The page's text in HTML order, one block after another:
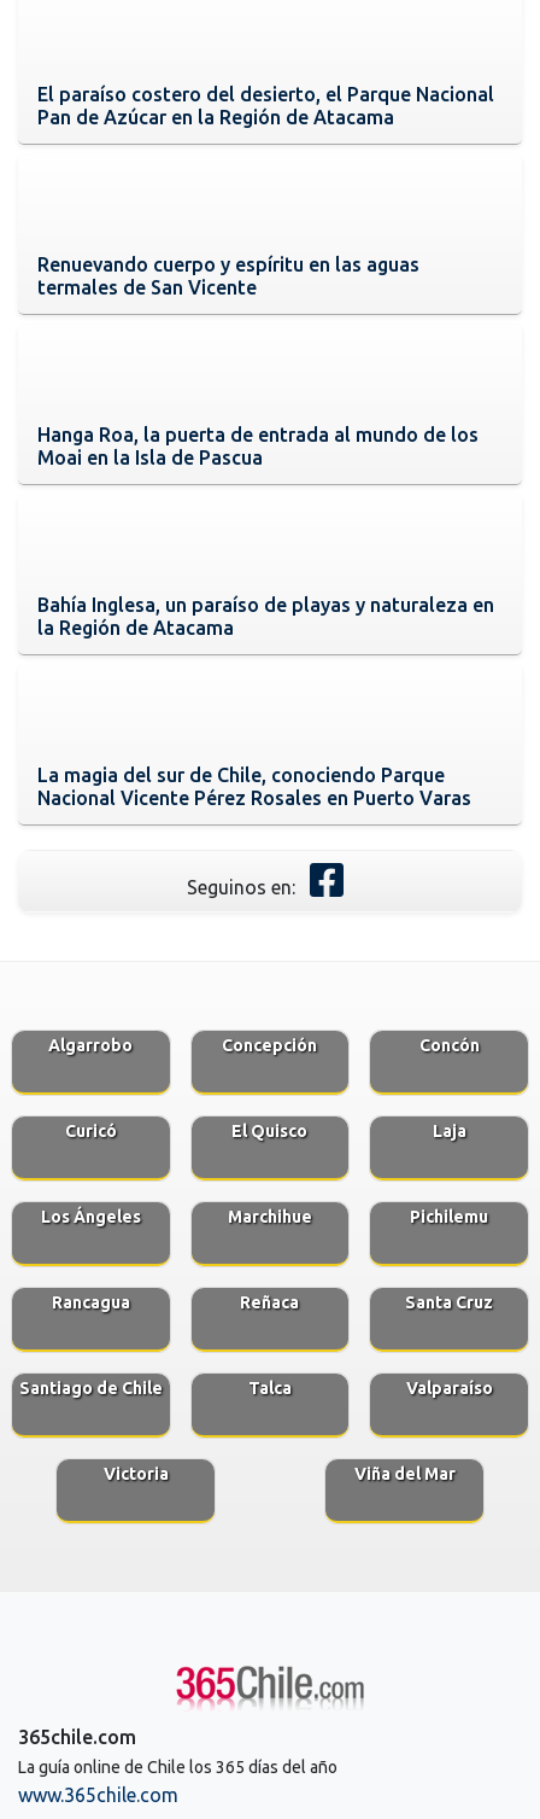
El paraíso costero del desierto, el Parque Nacional
Pan de Azúcar en la Región de Atacama
Renuevando cuerpo y espíritu en las aguas
termales de San Vicente
Hanga Roa, la puerta de entrada al mundo de los
Moai en la Isla de Pascua
Bahía Inglesa, un paraíso de playas y naturaleza en
la Región de Atacama
La magia del sur de Chile, conociendo Parque
Nacional Vicente Pérez Rosales en Puerto Varas
Seguinos en:
Algarrobo Concepción Concón
Curicó El Quisco Laja
Los Ángeles Marchihue Pichilemu
Rancagua Reñaca Santa Cruz
Santiago de Chile Talca Valparaíso
Victoria Viña del Mar
365chile.com
La guía online de Chile los 365 días del año
www.365chile.com